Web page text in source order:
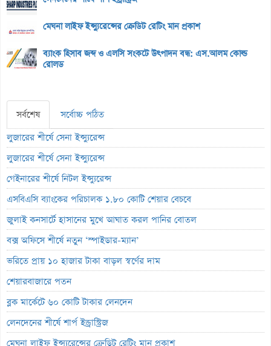
মেঘনা লাইফ ইন্স্যুরেন্সের ক্রেডিট রেটিং মান প্রকাশ
ব্যাংক হিসাব জব্দ ও এলসি সংকটে উৎপাদন বন্ধ: এস.আলম কোল্ড
রোলড
সর্বশেষ
সর্বোচ্চ পঠিত
লুজারের শীর্ষে সেনা ইন্স্যুরেন্স
লুজারের শীর্ষে সেনা ইন্স্যুরেন্স
গেইনারের শীর্ষে নিটল ইন্স্যুরেন্স
এসবিএসি ব্যাংকের পরিচালক ১.৮০ কোটি শেয়ার বেচবে
জুলাই কনসার্টে হাসানের মুখে আঘাত করল পানির বোতল
বক্স অফিসে শীর্ষে নতুন ‘স্পাইডার-ম্যান’
ভরিতে প্রায় ১০ হাজার টাকা বাড়ল স্বর্ণের দাম
শেয়ারবাজারে পতন
ব্লক মার্কেটে ৬০ কোটি টাকার লেনদেন
লেনদেনের শীর্ষে শার্প ইন্ড্রাস্ট্রিজ
মেঘনা লাইফ ইন্স্যুরেন্সের ক্রেডিট রেটিং মান প্রকাশ